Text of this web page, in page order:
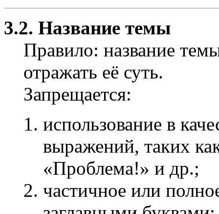
3.2. Название темы
Правило: название
отражать её суть.
Запрещается:
использование в
выражений, таких
«Проблема!» и др.;
частичное или